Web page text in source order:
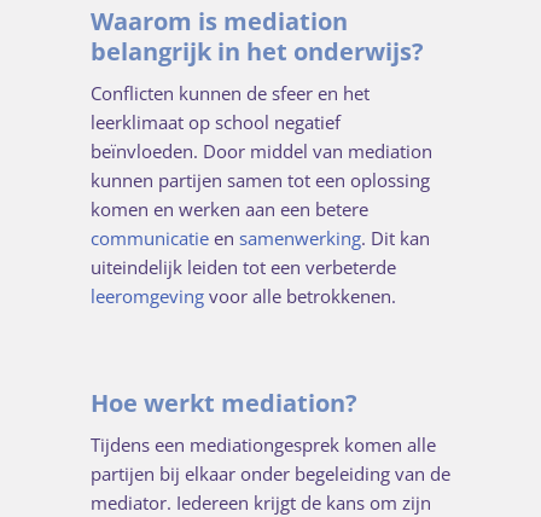
Waarom is mediation
belangrijk in het onderwijs?
Conflicten kunnen de sfeer en het
leerklimaat op school negatief
beïnvloeden. Door middel van mediation
kunnen partijen samen tot een oplossing
komen en werken aan een betere
communicatie en samenwerking. Dit kan
uiteindelijk leiden tot een verbeterde
leeromgeving voor alle betrokkenen.
Hoe werkt mediation?
Tijdens een mediationgesprek komen alle
partijen bij elkaar onder begeleiding van de
mediator. Iedereen krijgt de kans om zijn